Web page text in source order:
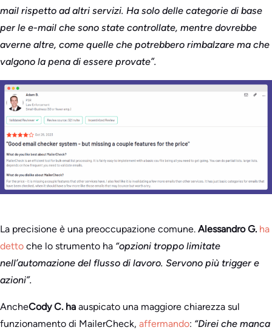
mail rispetto ad altri servizi. Ha solo delle categorie di base
per le e-mail che sono state controllate, mentre dovrebbe
averne altre, come quelle che potrebbero rimbalzare ma che
valgono la pena di essere provate”.
La precisione è una preoccupazione comune. Alessandro G. ha
detto che lo strumento ha “opzioni troppo limitate
nell’automazione del flusso di lavoro. Servono più trigger e
azioni”.
AncheCody C. ha auspicato una maggiore chiarezza sul
funzionamento di MailerCheck, affermando: “Direi che manca